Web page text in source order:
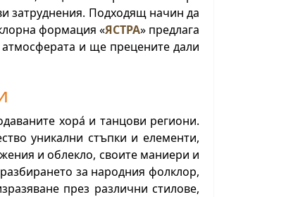
затруднения. Подходящ начин да
формация «ЯСТРА» предлага
и ще прецените дали
хора́ и танцови региони.
уникални стъпки и елементи,
и облекло, своите маниери и
за народния фолклор,
през различни стилове,